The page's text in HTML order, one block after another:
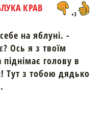
КРАВ
+3
на яблуні. -
Ось я з твоїм
голову в
Тут з тобою дядько